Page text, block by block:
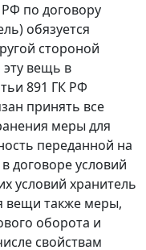
РФ по договору
обязуется
стороной
эту вещь в
891 ГК РФ
принять все
меры для
переданной на
договоре условий
условий хранитель
вещи также меры,
оборота и
свойствам